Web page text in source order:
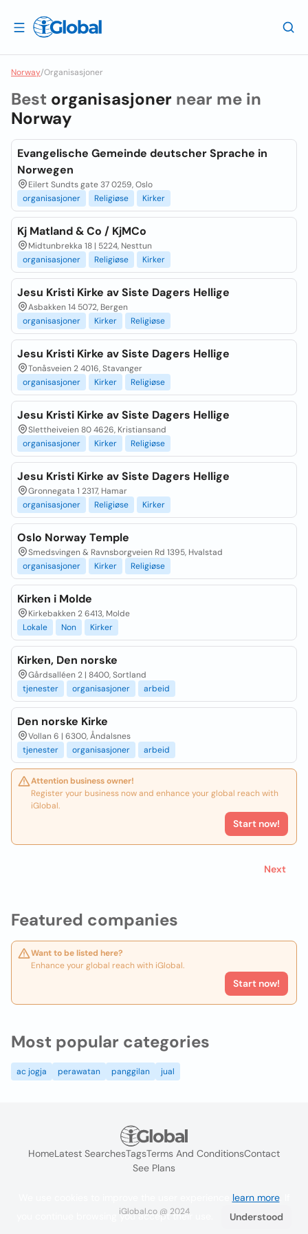
Norway/Organisasjoner
Featured companies
Want to be listed here?
Enhance your global reach with iGlobal.
Start now!
Best organisasjoner near me in
Norway
Evangelische Gemeinde deutscher Sprache in
Norwegen
Eilert Sundts gate 37 0259, Oslo
organisasjoner
Religiøse Kirker
Kj Matland & Co / KjMCo
Midtunbrekka 18 | 5224, Nesttun
organisasjoner
Religiøse Kirker
Jesu Kristi Kirke av Siste Dagers Hellige
Asbakken 14 5072, Bergen
organisasjoner
Kirker Religiøse
Jesu Kristi Kirke av Siste Dagers Hellige
Tonåsveien 2 4016, Stavanger
organisasjoner
Kirker Religiøse
Jesu Kristi Kirke av Siste Dagers Hellige
Slettheiveien 80 4626, Kristiansand
organisasjoner
Kirker Religiøse
Jesu Kristi Kirke av Siste Dagers Hellige
Gronnegata 1 2317, Hamar
organisasjoner
Religiøse Kirker
Oslo Norway Temple
Smedsvingen & Ravnsborgveien Rd 1395, Hvalstad
organisasjoner
Kirker Religiøse
Kirken i Molde
Kirkebakken 2 6413, Molde
Lokale
Non Kirker
Kirken, Den norske
Gårdsalléen 2 | 8400, Sortland
tjenester
organisasjoner arbeid
Den norske Kirke
Vollan 6 | 6300, Åndalsnes
tjenester
organisasjoner arbeid
Attention business owner!
Register your business now and enhance your global reach with
iGlobal.
Start now!
Next
Most popular categories
ac jogja perawatan panggilan jual
HomeLatest SearchesTagsTerms And ConditionsContact
See Plans
iGlobal.co @ 2024
learn more. If
you continue browsing you accept their use.
Understood